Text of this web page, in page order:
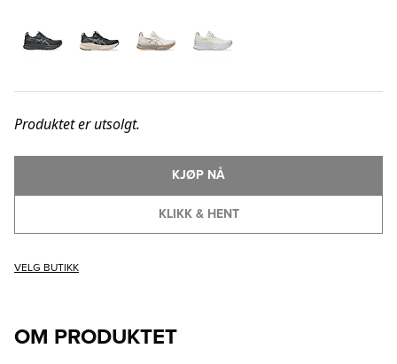
Produktet er utsolgt.
KLIKK & HENT
KJØP NÅ
VELG BUTIKK
OM PRODUKTET